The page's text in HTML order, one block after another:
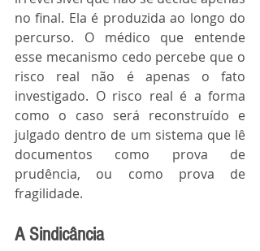
no final. Ela é produzida ao longo do
percurso. O médico que entende
esse mecanismo cedo percebe que o
risco real não é apenas o fato
investigado. O risco real é a forma
como o caso será reconstruído e
julgado dentro de um sistema que lê
documentos como prova de
prudência, ou como prova de
fragilidade.
A Sindicância